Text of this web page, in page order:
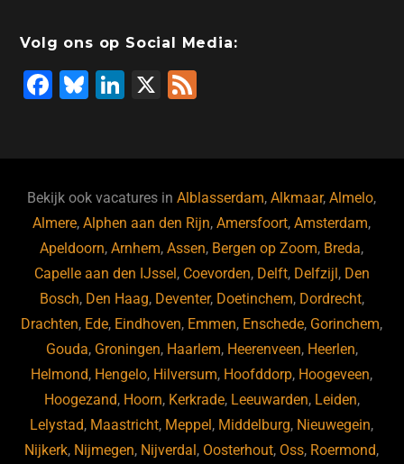
Volg ons op Social Media:
F
b
o
o
k
Bl
ky
Li
dI
n
X
Bekijk ook vacatures inAlblasserdam,Alkmaar,Almelo,
Almere,Alphen aan den Rijn,Amersfoort,Amsterdam,
Apeldoorn,Arnhem,Assen, Bergen op Zoom, Breda,
Capelle aan den IJssel , Coevorden, Delft, Delfzijl , Den
Bosch, Den Haag, Deventer, Doetinchem, Dordrecht,
Drachten, Ede, Eindhoven, Emmen, Enschede, Gorinchem,
Gouda, Groningen, Haarlem, Heerenveen, Heerlen,
Helmond, Hengelo, Hilversum, Hoofddorp, Hoogeveen,
Hoogezand, Hoorn, Kerkrade, Leeuwarden, Leiden,
Lelystad, Maastricht, Meppel , Middelburg, Nieuwegein,
Nijkerk, Nijmegen, Nijverdal , Oosterhout, Oss, Roermond,